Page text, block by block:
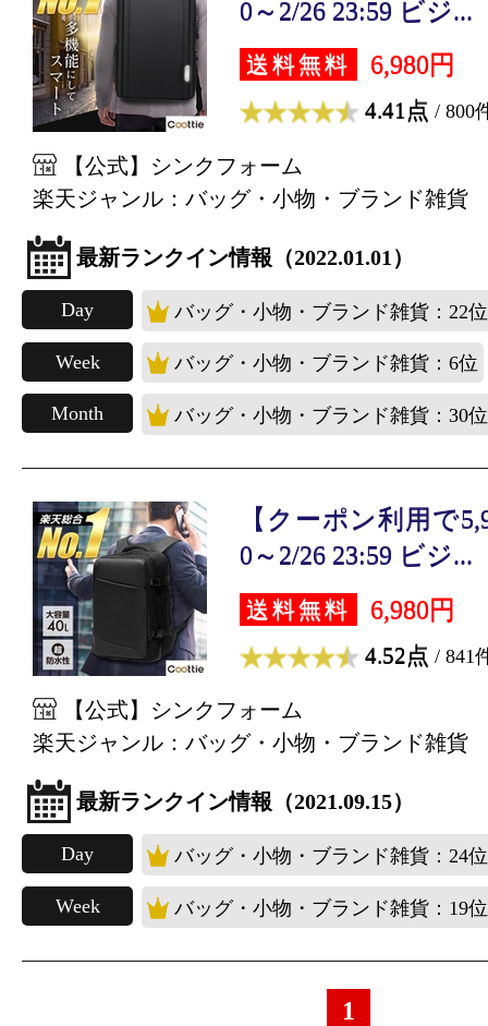
0～2/26 23:59 ビジ...
送料無料 6,980円
4.41点 / 800
【公式】シンクフォーム
楽天ジャンル：バッグ・小物・ブランド雑貨
最新ランクイン情報（2022.01.01）
Day バッグ・小物・ブランド雑貨：22位
Week バッグ・小物・ブランド雑貨：6位
Month バッグ・小物・ブランド雑貨：30位
【クーポン利用で
0～2/26 23:59 ビジ...
送料無料 6,980円
4.52点 / 841
【公式】シンクフォーム
楽天ジャンル：バッグ・小物・ブランド雑貨
最新ランクイン情報（2021.09.15）
Day バッグ・小物・ブランド雑貨：24位
Week バッグ・小物・ブランド雑貨：19位
1